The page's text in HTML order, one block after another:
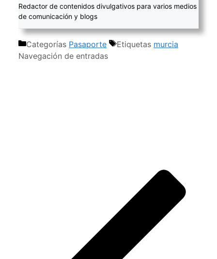
Redactor de contenidos divulgativos para varios medios
de comunicación y blogs
Categorías Pasaporte Etiquetas murcia
Navegación de entradas